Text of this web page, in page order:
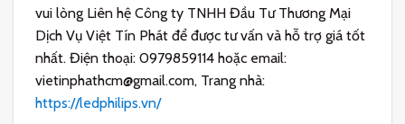
vui lòng Liên hệ Công ty TNHH Đầu Tư Thương Mại
Dịch Vụ Việt Tín Phát để được tư vấn và hỗ trợ giá tốt
nhất. Điện thoại: 0979859114 hoặc email:
vietinphathcm@gmail.com, Trang nhà:
https://ledphilips.vn/